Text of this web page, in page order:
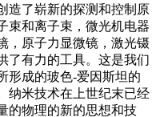
造了崭新的探测和控制原
束和离子束，微光机电器
，原子力显微镜，激光镊
了有力的工具。这是我们
形成的玻色-爱因斯坦的
纳米技术在上世纪末已经
的物理的新的思想和技